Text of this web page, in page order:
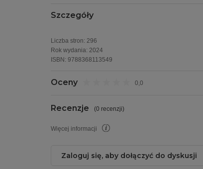
Szczegóły
Liczba stron: 296
Rok wydania: 2024
ISBN: 9788368113549
Oceny 0,0
Recenzje (0 recenzji)
Więcej informacji
Zaloguj się, aby dołączyć do dyskusji